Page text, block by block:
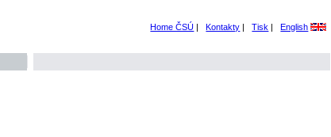
Home ČSÚ | Kontakty | Tisk | English